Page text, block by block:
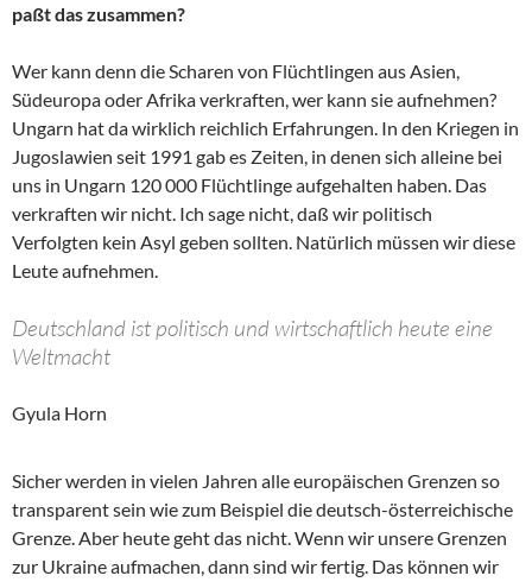
paßt das zusammen?
Wer kann denn die Scharen von Flüchtlingen aus Asien,
Südeuropa oder Afrika verkraften, wer kann sie aufnehmen?
Ungarn hat da wirklich reichlich Erfahrungen. In den Kriegen in
Jugoslawien seit 1991 gab es Zeiten, in denen sich alleine bei
uns in Ungarn 120 000 Flüchtlinge aufgehalten haben. Das
verkraften wir nicht. Ich sage nicht, daß wir politisch
Verfolgten kein Asyl geben sollten. Natürlich müssen wir diese
Leute aufnehmen.
Deutschland ist politisch und wirtschaftlich heute eine
Weltmacht
Gyula Horn
Sicher werden in vielen Jahren alle europäischen Grenzen so
transparent sein wie zum Beispiel die deutsch-österreichische
Grenze. Aber heute geht das nicht. Wenn wir unsere Grenzen
zur Ukraine aufmachen, dann sind wir fertig. Das können wir